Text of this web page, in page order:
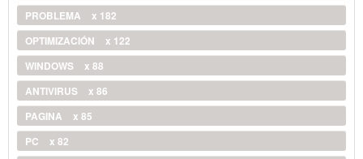
PROBLEMA
x 182
OPTIMIZACIÓN
x 122
WINDOWS
x 88
ANTIVIRUS
x 86
PAGINA
x 85
PC
x 82